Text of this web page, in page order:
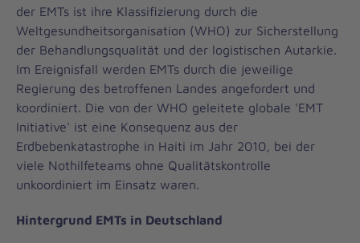
der EMTs ist ihre Klassifizierung durch die
Weltgesundheitsorganisation (WHO) zur Sicherstellung
der Behandlungsqualität und der logistischen Autarkie.
Im Ereignisfall werden EMTs durch die jeweilige
Regierung des betroffenen Landes angefordert und
koordiniert. Die von der WHO geleitete globale 'EMT
Initiative' ist eine Konsequenz aus der
Erdbebenkatastrophe in Haiti im Jahr 2010, bei der
viele Nothilfeteams ohne Qualitätskontrolle
unkoordiniert im Einsatz waren.
Hintergrund EMTs in Deutschland